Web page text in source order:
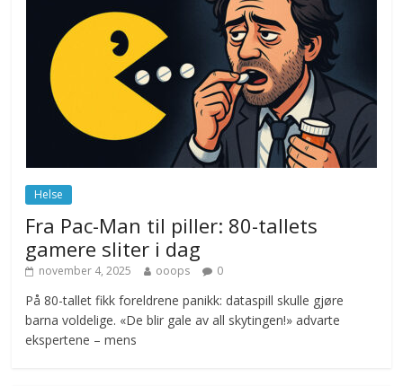
Drone stopper flytrafikken i Stockholm,
ekspert mistenker MDG
november 6, 2025 No Comments
Norge innfører nullvisjon for nedbør
juni 23, 2026 No Comments
Helse
Fra Pac-Man til piller: 80-tallets
gamere sliter i dag
november 4, 2025 ooops 0
På 80-tallet fikk foreldrene panikk: dataspill skulle gjøre
barna voldelige. «De blir gale av all skytingen!» advarte
ekspertene – mens